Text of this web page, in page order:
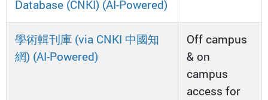
Database (CNKI) (AI-Powered)
學術輯刊庫 (via CNKI 中國知
網) (AI-Powered)
Off campus
& on
campus
access for